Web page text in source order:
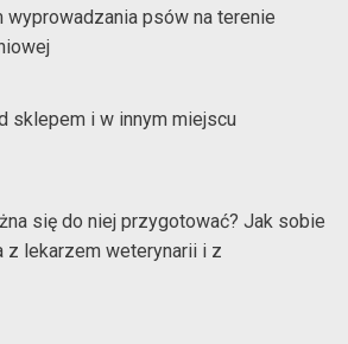
psów na terenie
sklepem i w innym miejscu
się do niej przygotować? Jak sobie
z lekarzem weterynarii i z